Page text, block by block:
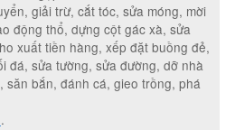
giải trừ, cắt tóc, sửa móng, mời
động thổ, dựng cột gác xà, sửa
xuất tiền hàng, xếp đặt buồng đẻ,
đá, sửa tường, sửa đường, dỡ nhà
săn bắn, đánh cá, gieo trồng, phá
.